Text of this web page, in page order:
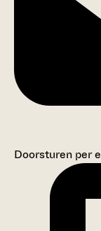
Doorsturen per